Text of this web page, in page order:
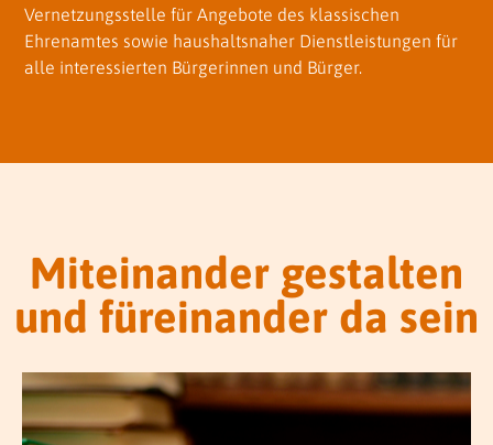
Vernetzungsstelle für Angebote des klassischen
Ehrenamtes sowie haushaltsnaher Dienstleistungen für
alle interessierten Bürgerinnen und Bürger.
Miteinander gestalten
und füreinander da sein